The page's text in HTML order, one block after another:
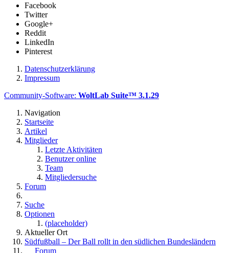
Facebook
Twitter
Google+
Reddit
LinkedIn
Pinterest
Datenschutzerklärung
Impressum
Community-Software: WoltLab Suite™ 3.1.29
Navigation
Startseite
Artikel
Mitglieder
Letzte Aktivitäten
Benutzer online
Team
Mitgliedersuche
Forum
Suche
Optionen
(placeholder)
Aktueller Ort
Südfußball – Der Ball rollt in den südlichen Bundesländern
Forum